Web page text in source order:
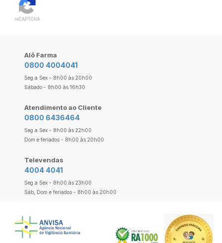
Alô Farma
0800 4004041
Seg a Sex - 8h00 às 20h00
Sábado - 8h00 às 16h30
Atendimento ao Cliente
0800 6436464
Seg a Sex - 8h00 às 22h00
Dom e feriados - 8h00 às 20h00
Televendas
4004 4041
Seg a Sex - 8h00 às 23h00
Sáb, Dom e feriados - 8h00 às 20h00